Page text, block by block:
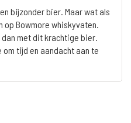
bijzonder bier. Maar wat als
Bowmore whiskyvaten.
met dit krachtige bier.
tijd en aandacht aan te